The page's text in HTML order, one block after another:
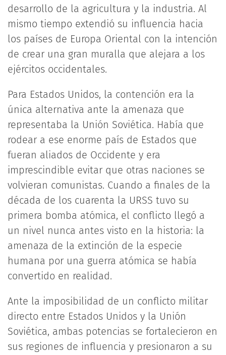
desarrollo de la agricultura y la industria. Al
mismo tiempo extendió su influencia hacia
los países de Europa Oriental con la intención
de crear una gran muralla que alejara a los
ejércitos occidentales.
Para Estados Unidos, la contención era la
única alternativa ante la amenaza que
representaba la Unión Soviética. Había que
rodear a ese enorme país de Estados que
fueran aliados de Occidente y era
imprescindible evitar que otras naciones se
volvieran comunistas. Cuando a finales de la
década de los cuarenta la URSS tuvo su
primera bomba atómica, el conflicto llegó a
un nivel nunca antes visto en la historia: la
amenaza de la extinción de la especie
humana por una guerra atómica se había
convertido en realidad.
Ante la imposibilidad de un conflicto militar
directo entre Estados Unidos y la Unión
Soviética, ambas potencias se fortalecieron en
sus regiones de influencia y presionaron a su